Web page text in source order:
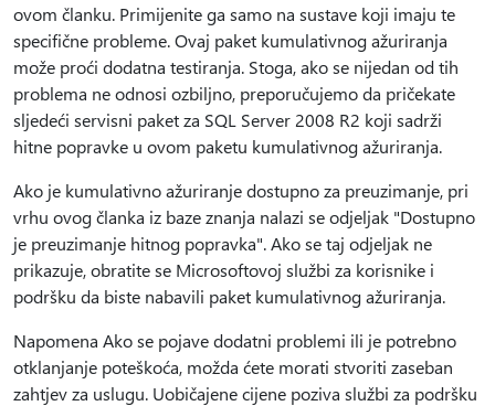
ovom članku. Primijenite ga samo na sustave koji imaju te
specifične probleme. Ovaj paket kumulativnog ažuriranja
može proći dodatna testiranja. Stoga, ako se nijedan od tih
problema ne odnosi ozbiljno, preporučujemo da pričekate
sljedeći servisni paket za SQL Server 2008 R2 koji sadrži
hitne popravke u ovom paketu kumulativnog ažuriranja.
Ako je kumulativno ažuriranje dostupno za preuzimanje, pri
vrhu ovog članka iz baze znanja nalazi se odjeljak "Dostupno
je preuzimanje hitnog popravka". Ako se taj odjeljak ne
prikazuje, obratite se Microsoftovoj službi za korisnike i
podršku da biste nabavili paket kumulativnog ažuriranja.
Napomena Ako se pojave dodatni problemi ili je potrebno
otklanjanje poteškoća, možda ćete morati stvoriti zaseban
zahtjev za uslugu. Uobičajene cijene poziva službi za podršku